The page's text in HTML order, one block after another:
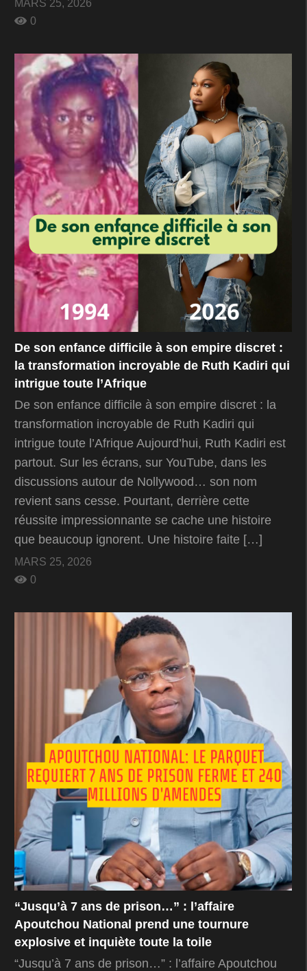
MARS 25, 2026
0
De son enfance difficile à son empire discret :
la transformation incroyable de Ruth Kadiri qui
intrigue toute l’Afrique
De son enfance difficile à son empire discret : la
transformation incroyable de Ruth Kadiri qui
intrigue toute l’Afrique Aujourd’hui, Ruth Kadiri est
partout. Sur les écrans, sur YouTube, dans les
discussions autour de Nollywood… son nom
revient sans cesse. Pourtant, derrière cette
réussite impressionnante se cache une histoire
que beaucoup ignorent. Une histoire faite […]
MARS 25, 2026
0
“Jusqu’à 7 ans de prison…” : l’affaire
Apoutchou National prend une tournure
explosive et inquiète toute la toile
“Jusqu’à 7 ans de prison…” : l’affaire Apoutchou